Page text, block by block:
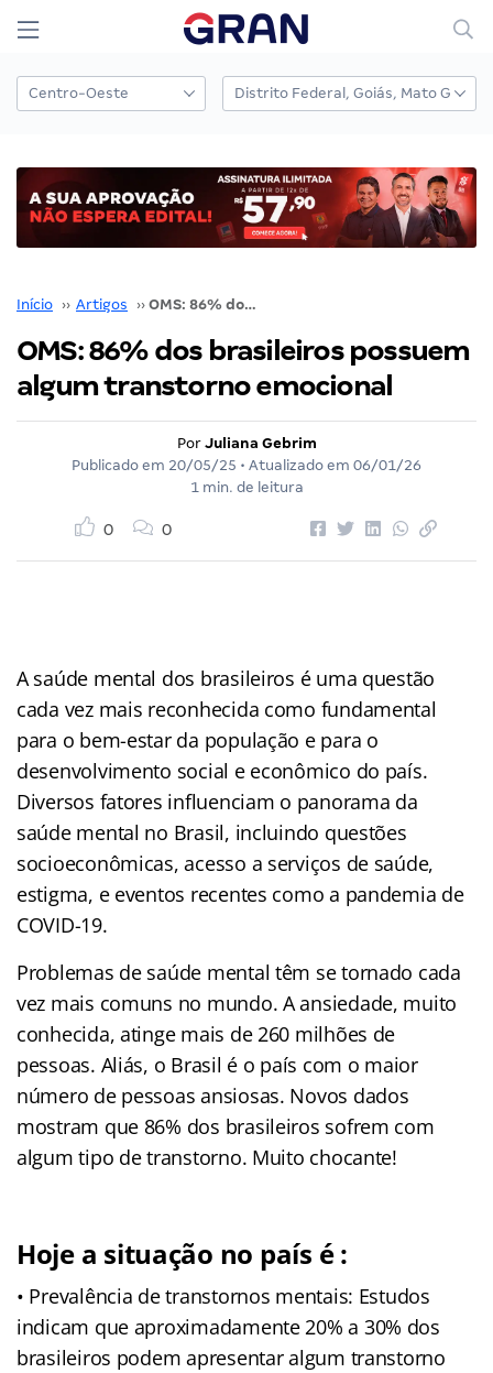
Início ›› Artigos ›› OMS: 86% dos brasileiros possuem algum transtorno emocional
OMS: 86% dos brasileiros possuem
algum transtorno emocional
Por Juliana Gebrim
Publicado em 20/05/25 • Atualizado em 06/01/26
1 min. de leitura
0 0
A saúde mental dos brasileiros é uma questão
cada vez mais reconhecida como fundamental
para o bem-estar da população e para o
desenvolvimento social e econômico do país.
Diversos fatores influenciam o panorama da
saúde mental no Brasil, incluindo questões
socioeconômicas, acesso a serviços de saúde,
estigma, e eventos recentes como a pandemia de
COVID-19.
Problemas de saúde mental têm se tornado cada
vez mais comuns no mundo. A ansiedade, muito
conhecida, atinge mais de 260 milhões de
pessoas. Aliás, o Brasil é o país com o maior
número de pessoas ansiosas. Novos dados
mostram que 86% dos brasileiros sofrem com
algum tipo de transtorno. Muito chocante!
Hoje a situação no país é :
• Prevalência de transtornos mentais: Estudos
indicam que aproximadamente 20% a 30% dos
brasileiros podem apresentar algum transtorno